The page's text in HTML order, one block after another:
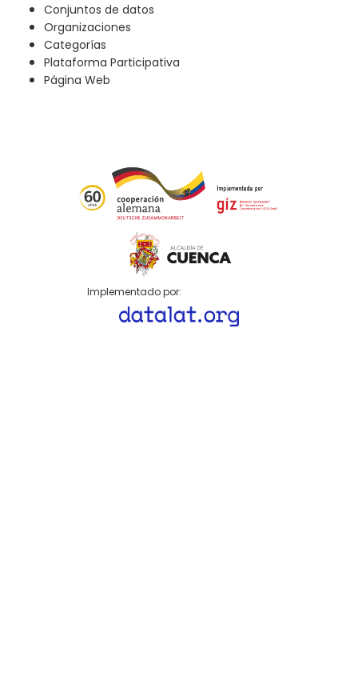
Conjuntos de datos
Organizaciones
Categorías
Plataforma Participativa
Página Web
Implementado por: